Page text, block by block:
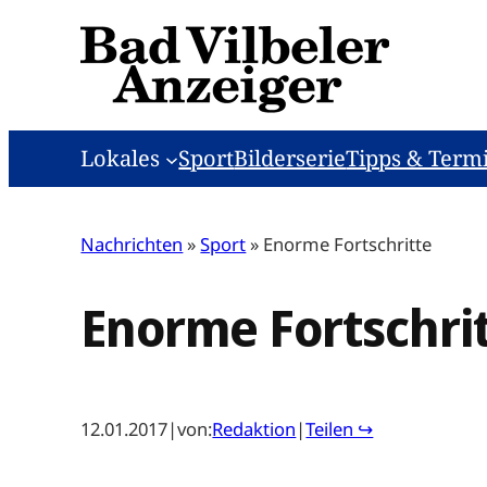
Lokales SportBilderserieTipps &
Nachrichten »Sport» Enorme Fortschritte
Enorme
12.01.2017|von:Redaktion |Teilen ↪